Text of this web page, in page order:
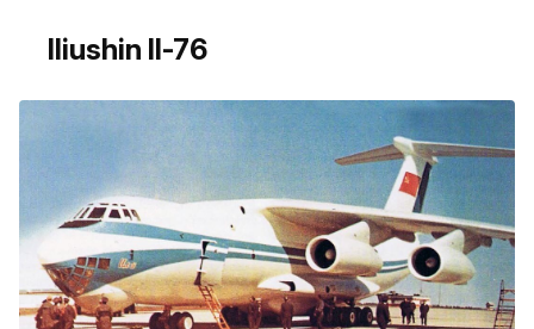
Iliushin Il-76